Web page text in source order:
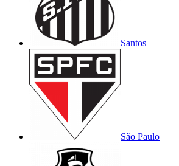
Santos
São Paulo